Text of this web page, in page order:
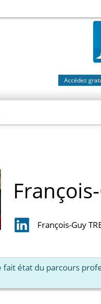
Accédez
François-Guy
fait état du parcours